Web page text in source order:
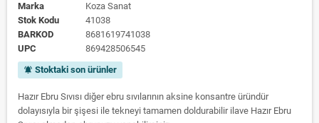
Marka
Koza Sanat
Stok Kodu
41038
BARKOD
8681619741038
UPC
869428506545
notifications_active Stoktaki son ürünler
Hazır Ebru Sıvısı diğer ebru sıvılarının aksine konsantre üründür
dolayısıyla bir şişesi ile tekneyi tamamen doldurabilir ilave Hazır Ebru